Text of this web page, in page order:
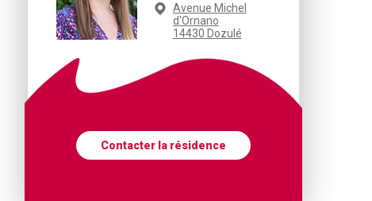
Avenue Michel
d'Ornano
14430 Dozulé
Contacter la résidence